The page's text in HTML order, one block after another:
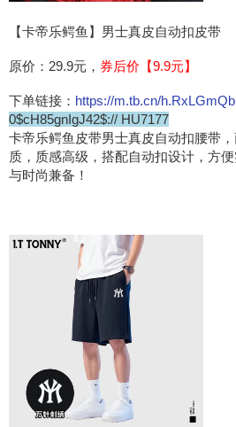
【卡帝乐鳄鱼】男士真皮自动扣皮带
原价：29.9元， 券后价【9.9元】
下单链接： https://m.tb.cn/h.RxLGmQb
0$cH85gnIgJ42$:// HU7177
卡帝乐鳄鱼皮带男士真皮自动扣腰带
质，质感高级，搭配自动扣设计，方
与时尚兼备！